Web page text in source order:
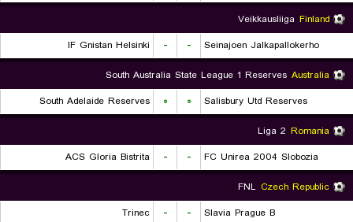
Finland
Veikkausliiga
Seinajoen Jalkapallokerho
-
-
IF Gnistan Helsinki
Australia
South Australia State League 1 Reserves
Salisbury Utd Reserves
۰ ۰
South Adelaide Reserves
Romania
Liga 2
FC Unirea 2004 Slobozia
-
-
ACS Gloria Bistrita
Czech Republic
FNL
Slavia Prague B
-
-
Trinec